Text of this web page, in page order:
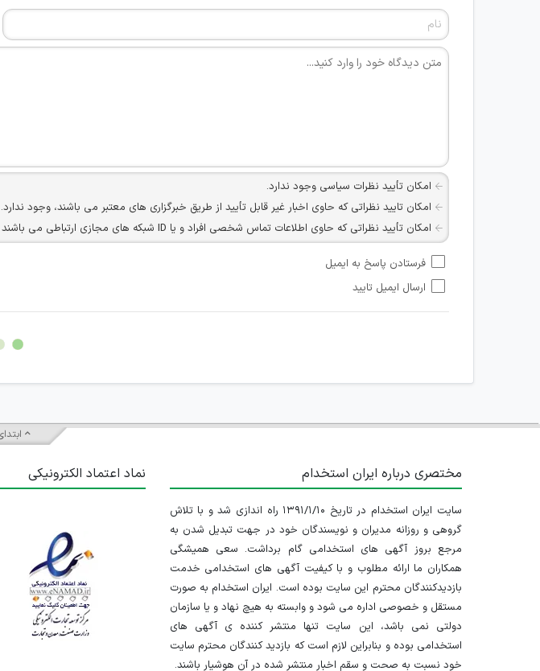
امکان تأیید نظرات سیاسی وجود ندارد.
امکان تایید نظراتی که حاوی اخبار غیر قابل تأیید از طریق خبرگزاری های معتبر می باشند، وجود ندارد.
امکان تأیید نظراتی که حاوی اطلاعات تماس شخصی افراد و یا ID شبکه های مجازی ارتباطی می باشند وجود ندارد.
هرگونه تحریک، تحقیر و کنایه به سایر افراد (مسئول و غیر مسئول) غیر مجاز می باشد.
امکان هماهنگی برای هرگونه ملاقات حضوری چه به صورت دسته جمعی و چه فردی توسط کاربران
فرستادن پاسخ به ایمیل
ارسال ایمیل تایید
مختصری درباره ایران استخدام
سایت ایران استخدام در تاریخ ۱۳۹۱/۱/۱۰ راه اندازی شد و با تلاش
گروهی و روزانه مدیران و نویسندگان خود در جهت تبدیل شدن به
مرجع بروز آگهی های استخدامی گام برداشت. سعی همیشگی
همکاران ما ارائه مطلوب و با کیفیت آگهی های استخدامی خدمت
بازدیدکنندگان محترم این سایت بوده است. ایران استخدام به صورت
مستقل و خصوصی اداره می شود و وابسته به هیچ نهاد و یا سازمان
دولتی نمی باشد، این سایت تنها منتشر کننده ی آگهی های
استخدامی بوده و بنابراین لازم است که بازدید کنندگان محترم سایت
خود نسبت به صحت و سقم اخبار منتشر شده در آن هوشیار باشند.
نماد اعتماد الکترونیکی